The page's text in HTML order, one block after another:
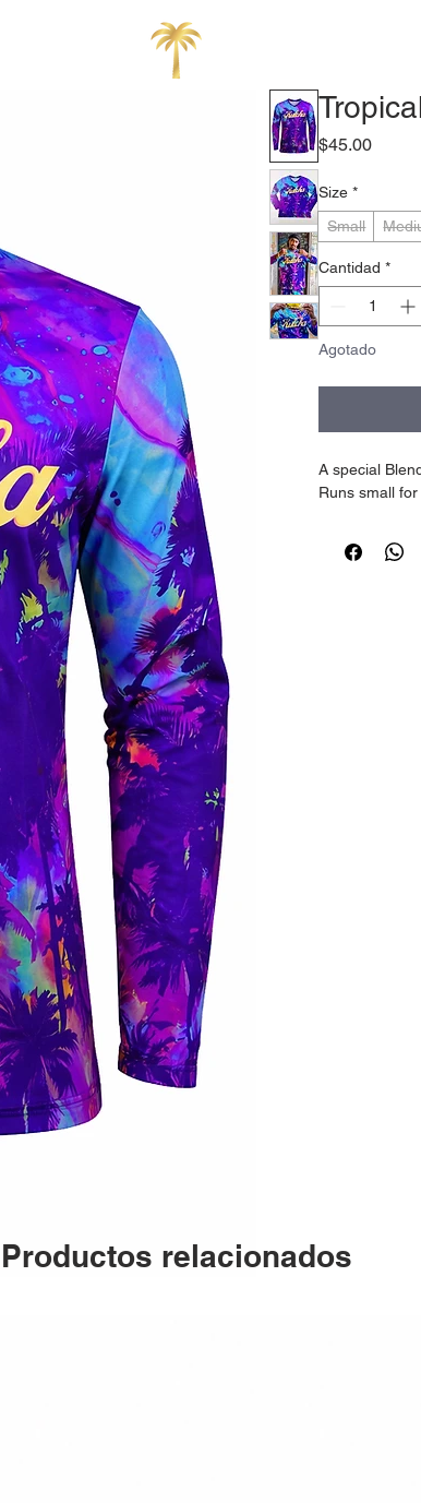
$45.00Precio
Size *
Small
Cantidad *
Agotado
A special
Runs small
Productos relacionados